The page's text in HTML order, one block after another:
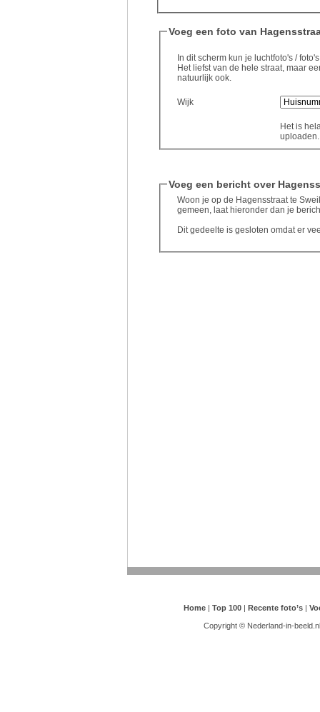
Voeg een foto van
In dit scherm kun je luchtfoto's /
Het liefst van de hele straat, maar
natuurlijk ook.
Wijk
Het is
Voeg een bericht over
Woon je op de Hagensstraat te
gemeen, laat hieronder dan je
Dit gedeelte is gesloten omdat er
Home | Top 100 | Recente foto’s |
Copyright © Nederland-in-